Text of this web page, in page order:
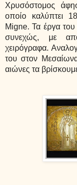
Χρυσόστομος
οποίο καλύπτει
Migne. Τα έργα του
συνεχώς, με
χειρόγραφα.
του στον
αιώνες τα